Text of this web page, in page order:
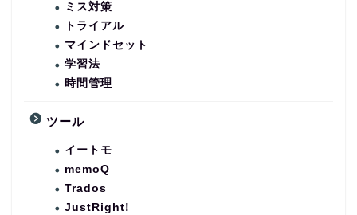
ミス対策
トライアル
マインドセット
学習法
時間管理
ツール
イートモ
memoQ
Trados
JustRight!